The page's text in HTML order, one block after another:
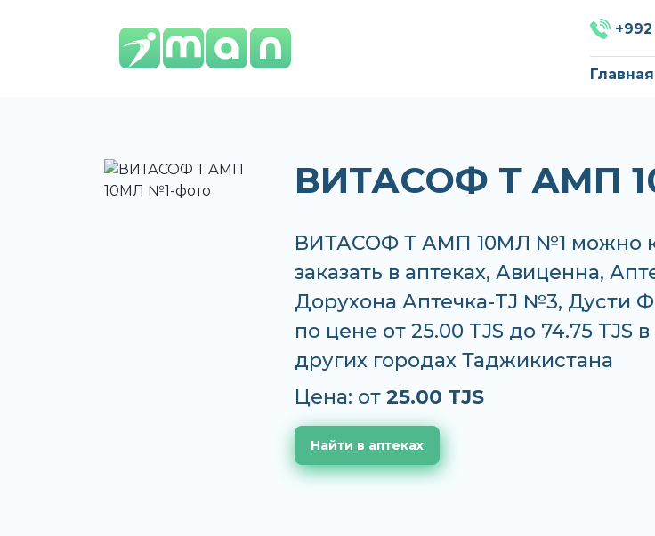
Главная
ВИТАСОФ Т АМП
ВИТАСОФ Т АМП 10МЛ №1 можно
заказать в аптеках, Авиценна,
Дорухона Аптечка-TJ №3, Дусти
по цене от 25.00 TJS до 74.75 TJS
других городах Таджикистана
Цена: от 25.00 TJS
Найти в аптеках